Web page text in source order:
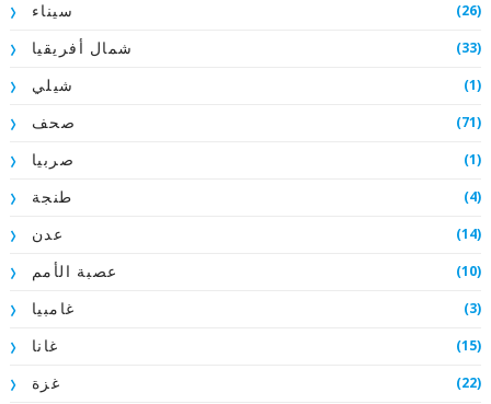
سيناء (26)
شمال أفريقيا (33)
شيلي (1)
صحف (71)
صربيا (1)
طنجة (4)
عدن (14)
عصبة الأمم (10)
غامبيا (3)
غانا (15)
غزة (22)